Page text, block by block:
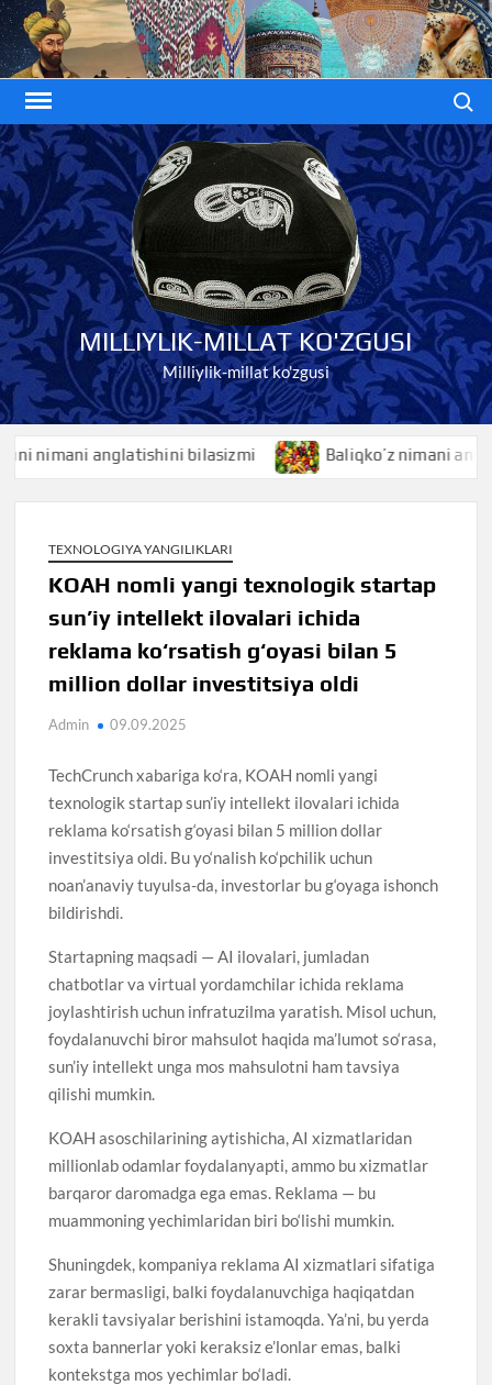
Skip
to
content
MILLIYLIK-MILLAT KO'ZGUSI
Milliylik-millat ko'zgusi
anglatishini bilasizmi Baliqko’z nimani
TEXNOLOGIYA YANGILIKLARI
KOAH nomli yangi texnologik startap
sun’iy intellekt ilovalari ichida
reklama ko‘rsatish g‘oyasi bilan 5
million dollar investitsiya oldi
Admin 09.09.2025
TechCrunch xabariga ko‘ra, KOAH nomli yangi
texnologik startap sun’iy intellekt ilovalari ichida
reklama ko‘rsatish g‘oyasi bilan 5 million dollar
investitsiya oldi. Bu yo‘nalish ko‘pchilik uchun
noan’anaviy tuyulsa-da, investorlar bu g‘oyaga ishonch
bildirishdi.
Startapning maqsadi — AI ilovalari, jumladan
chatbotlar va virtual yordamchilar ichida reklama
joylashtirish uchun infratuzilma yaratish. Misol uchun,
foydalanuvchi biror mahsulot haqida ma’lumot so‘rasa,
sun’iy intellekt unga mos mahsulotni ham tavsiya
qilishi mumkin.
KOAH asoschilarining aytishicha, AI xizmatlaridan
millionlab odamlar foydalanyapti, ammo bu xizmatlar
barqaror daromadga ega emas. Reklama — bu
muammoning yechimlaridan biri bo‘lishi mumkin.
Shuningdek, kompaniya reklama AI xizmatlari sifatiga
zarar bermasligi, balki foydalanuvchiga haqiqatdan
kerakli tavsiyalar berishini istamoqda. Ya’ni, bu yerda
soxta bannerlar yoki keraksiz e’lonlar emas, balki
kontekstga mos yechimlar bo‘ladi.